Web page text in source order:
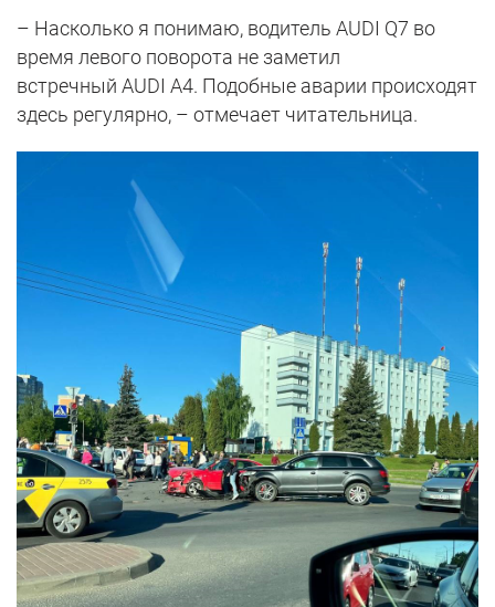
– Насколько я понимаю, водитель AUDI Q7 во
время левого поворота не заметил
встречный AUDI A4. Подобные аварии происходят
здесь регулярно, – отмечает читательница.